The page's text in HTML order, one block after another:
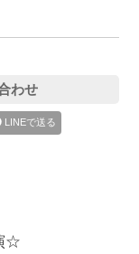
わせ
LINEで送る
☆